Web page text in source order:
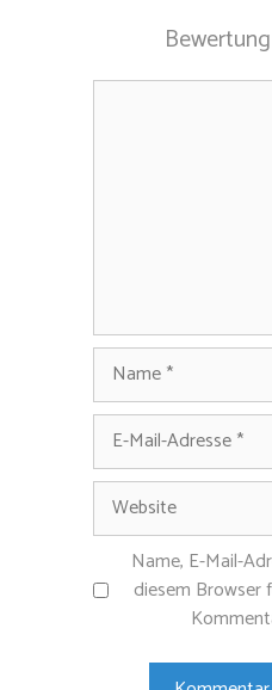
Kommentar
Name, E-Mail-
diesem Browser